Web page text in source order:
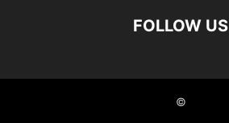
FOLLOW US
©